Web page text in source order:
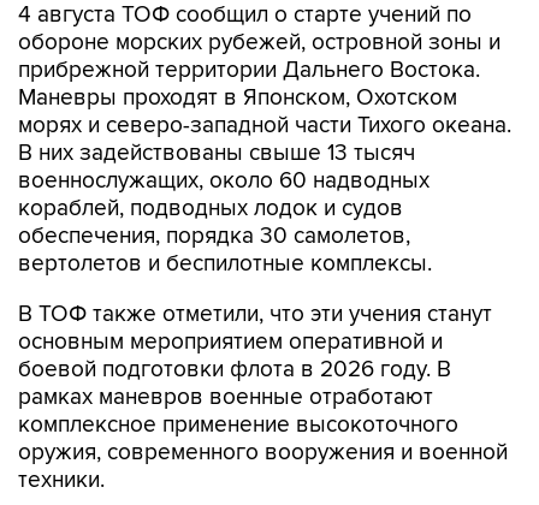
4 августа ТОФ сообщил о старте учений по
обороне морских рубежей, островной зоны и
прибрежной территории Дальнего Востока.
Маневры проходят в Японском, Охотском
морях и северо-западной части Тихого океана.
В них задействованы свыше 13 тысяч
военнослужащих, около 60 надводных
кораблей, подводных лодок и судов
обеспечения, порядка 30 самолетов,
вертолетов и беспилотные комплексы.
В ТОФ также отметили, что эти учения станут
основным мероприятием оперативной и
боевой подготовки флота в 2026 году. В
рамках маневров военные отработают
комплексное применение высокоточного
оружия, современного вооружения и военной
техники.